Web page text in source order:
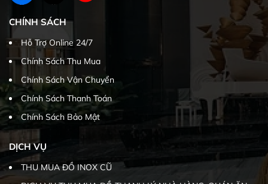
CHÍNH SÁCH
Hỗ Trợ Online 24/7
Chính Sách Thu Mua
Chính Sách Vận Chuyển
Chính Sách Thanh Toán
Chính Sách Bảo Mật
DỊCH VỤ
THU MUA ĐỒ INOX CŨ